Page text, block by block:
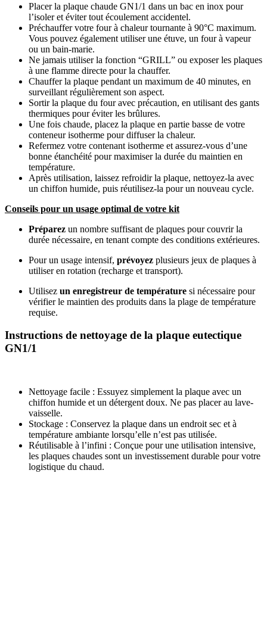
Placer la plaque chaude GN1/1 dans un bac en inox pour
l’isoler et éviter tout écoulement accidentel.
Préchauffer votre four à chaleur tournante à 90°C maximum.
Vous pouvez également utiliser une étuve, un four à vapeur
ou un bain-marie.
Ne jamais utiliser la fonction “GRILL” ou exposer les plaques
à une flamme directe pour la chauffer.
Chauffer la plaque pendant un maximum de 40 minutes, en
surveillant régulièrement son aspect.
Sortir la plaque du four avec précaution, en utilisant des gants
thermiques pour éviter les brûlures.
Une fois chaude, placez la plaque en partie basse de votre
conteneur isotherme pour diffuser la chaleur.
Refermez votre contenant isotherme et assurez-vous d’une
bonne étanchéité pour maximiser la durée du maintien en
température.
Après utilisation, laissez refroidir la plaque, nettoyez-la avec
un chiffon humide, puis réutilisez-la pour un nouveau cycle.
Conseils pour un usage optimal de votre kit
Préparez un nombre suffisant de plaques pour couvrir la
durée nécessaire, en tenant compte des conditions extérieures.
Pour un usage intensif, prévoyez plusieurs jeux de plaques à
utiliser en rotation (recharge et transport).
Utilisez un enregistreur de température si nécessaire pour
vérifier le maintien des produits dans la plage de température
requise.
Instructions de nettoyage de la plaque eutectique
GN1/1
Nettoyage facile : Essuyez simplement la plaque avec un
chiffon humide et un détergent doux. Ne pas placer au lave-
vaisselle.
Stockage : Conservez la plaque dans un endroit sec et à
température ambiante lorsqu’elle n’est pas utilisée.
Réutilisable à l’infini : Conçue pour une utilisation intensive,
les plaques chaudes sont un investissement durable pour votre
logistique du chaud.